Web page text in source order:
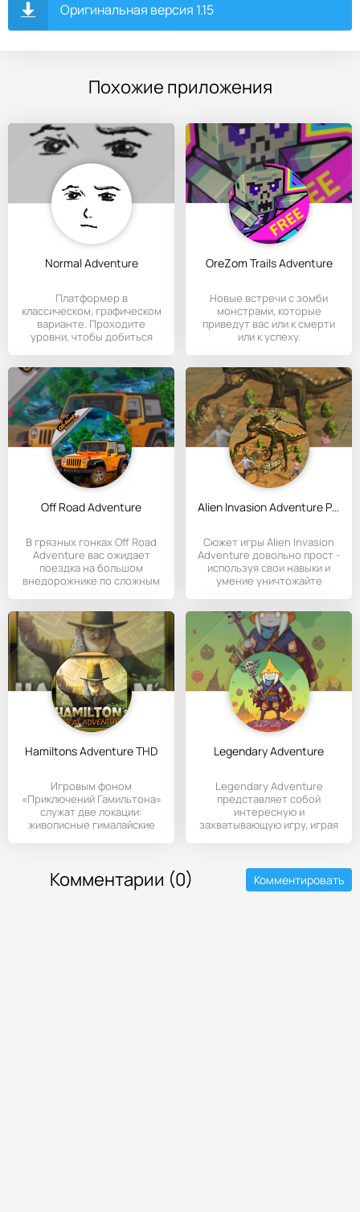
Оригинальная версия 1.15
Похожие приложения
Normal Adventure
Платформер в
классическом, графическом
варианте. Проходите
уровни, чтобы добиться
OreZom Trails Adventure
Новые встречи с зомби
монстрами, которые
приведут вас или к смерти
или к успеху.
Off Road Adventure
В грязных гонках Off Road
Adventure вас ожидает
поездка на большом
внедорожнике по сложным
Alien Invasion Adventure Pro
Сюжет игры Alien Invasion
Adventure довольно прост -
используя свои навыки и
умение уничтожайте
Hamiltons Adventure THD
Игровым фоном
«Приключений Гамильтона»
служат две локации:
живописные гималайские
Legendary Adventure
Legendary Adventure
представляет собой
интересную и
захватывающую игру, играя
Комментарии (0) Комментировать